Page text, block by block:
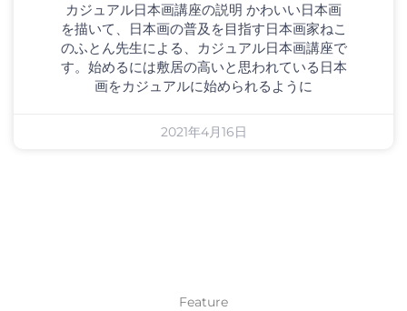
カジュアル日本画講座の説明 かわいい日本画
を描いて、日本画の普及を目指す日本画家ねこ
のふとん先生による、カジュアル日本画講座で
す。始めるには敷居の高いと思われている日本
画をカジュアルに始められるように
2021年4月16日
Feature